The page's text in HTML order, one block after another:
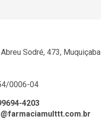
Sodré, 473, Muquiçaba
0006-04
4203